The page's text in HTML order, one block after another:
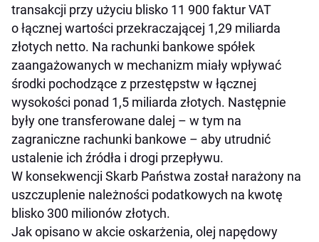
transakcji przy użyciu blisko 11 900 faktur VAT
o łącznej wartości przekraczającej 1,29 miliarda
złotych netto. Na rachunki bankowe spółek
zaangażowanych w mechanizm miały wpływać
środki pochodzące z przestępstw w łącznej
wysokości ponad 1,5 miliarda złotych. Następnie
były one transferowane dalej – w tym na
zagraniczne rachunki bankowe – aby utrudnić
ustalenie ich źródła i drogi przepływu.
W konsekwencji Skarb Państwa został narażony na
uszczuplenie należności podatkowych na kwotę
blisko 300 milionów złotych.
Jak opisano w akcie oskarżenia, olej napędowy